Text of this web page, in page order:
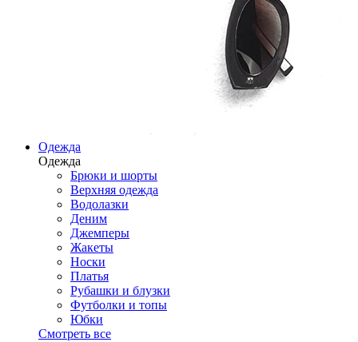
Одежда
Одежда
Брюки и шорты
Верхняя одежда
Водолазки
Деним
Джемперы
Жакеты
Носки
Платья
Рубашки и блузки
Футболки и топы
Юбки
Смотреть все